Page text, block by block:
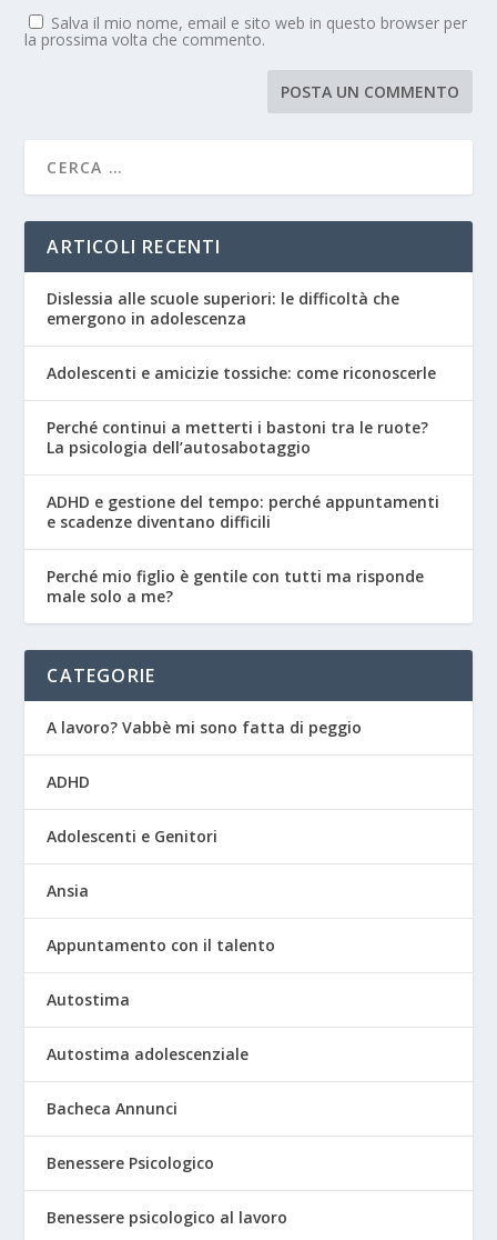
Salva il mio nome, email e sito web in questo browser per
la prossima volta che commento.
ARTICOLI RECENTI
Dislessia alle scuole superiori: le difficoltà che
emergono in adolescenza
Adolescenti e amicizie tossiche: come riconoscerle
Perché continui a metterti i bastoni tra le ruote?
La psicologia dell’autosabotaggio
ADHD e gestione del tempo: perché appuntamenti
e scadenze diventano difficili
Perché mio figlio è gentile con tutti ma risponde
male solo a me?
CATEGORIE
A lavoro? Vabbè mi sono fatta di peggio
ADHD
Adolescenti e Genitori
Ansia
Appuntamento con il talento
Autostima
Autostima adolescenziale
Bacheca Annunci
Benessere Psicologico
Benessere psicologico al lavoro